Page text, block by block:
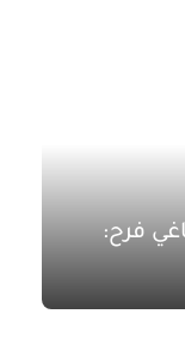
2026 مع ماغي فرح: